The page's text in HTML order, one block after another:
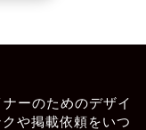
ーのためのデザイ
や掲載依頼をいつ